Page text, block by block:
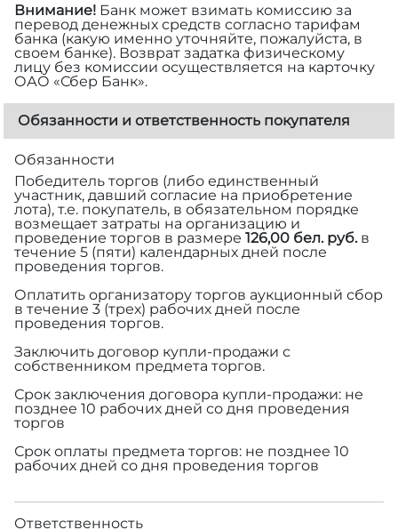
Внимание! Банк может взимать комиссию за
перевод денежных средств согласно тарифам
банка (какую именно уточняйте, пожалуйста, в
своем банке). Возврат задатка физическому
лицу без комиссии осуществляется на карточку
ОАО «Сбер Банк».
Обязанности и ответственность покупателя
Обязанности
Победитель торгов (либо единственный
участник, давший согласие на приобретение
лота), т.е. покупатель, в обязательном порядке
возмещает затраты на организацию и
проведение торгов в размере 126,00 бел. руб.в
течение 5 (пяти) календарных дней после
проведения торгов.
Оплатить организатору торгов аукционный сбор
в течение 3 (трех) рабочих дней после
проведения торгов.
Заключить договор купли-продажи с
собственником предмета торгов.
Срок заключения договора купли-продажи: не
позднее 10 рабочих дней со дня проведения
торгов
Срок оплаты предмета торгов: не позднее 10
рабочих дней со дня проведения торгов
Ответственность